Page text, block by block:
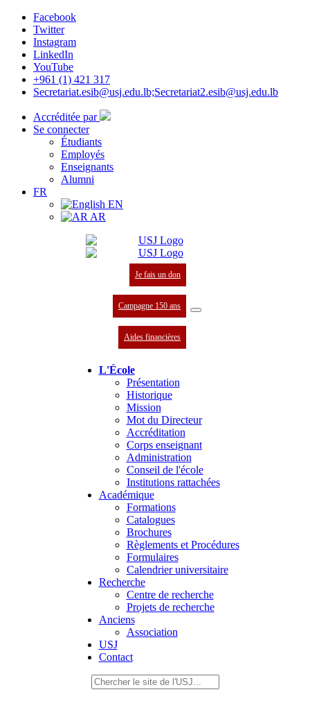
Facebook
Twitter
Instagram
LinkedIn
YouTube
+961 (1) 421 317
Secretariat.esib@usj.edu.lb;Secretariat2.esib@usj.edu.lb
Accréditée par
Se connecter
Étudiants
Employés
Enseignants
Alumni
FR
EN
AR
Je fais un don
Campagne 150 ans
Aides financières
L'École
Présentation
Historique
Mission
Mot du Directeur
Accréditation
Corps enseignant
Administration
Conseil de l'école
Institutions rattachées
Académique
Formations
Catalogues
Brochures
Règlements et Procédures
Formulaires
Calendrier universitaire
Recherche
Centre de recherche
Projets de recherche
Anciens
Association
USJ
Contact